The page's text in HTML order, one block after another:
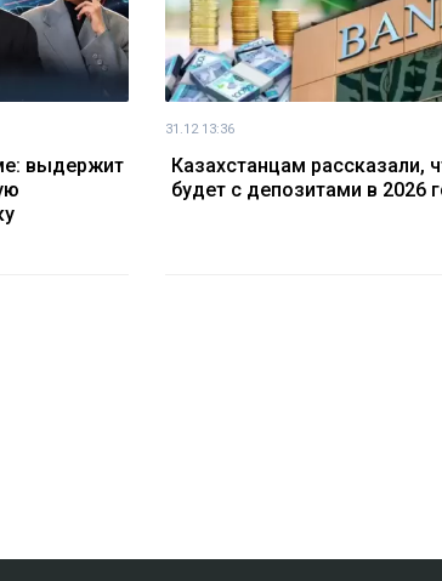
выдержит
31.12 13:36
Казахстанцам рассказали,
будет с депозитами в 2026